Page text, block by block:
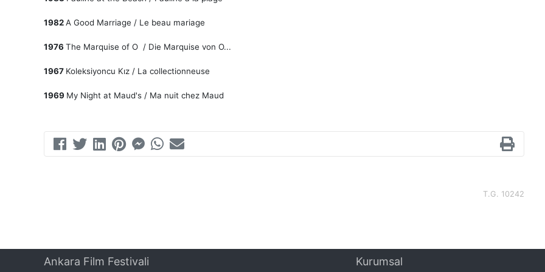
1982A Good Marriage / Le beau mariage
1976 The Marquise of O / Die Marquise von O...
1967 Koleksiyoncu Kız / La collectionneuse
1969 My Night at Maud's / Ma nuit chez Maud
T.G. 10242
Ankara Film Festivali Kurumsal